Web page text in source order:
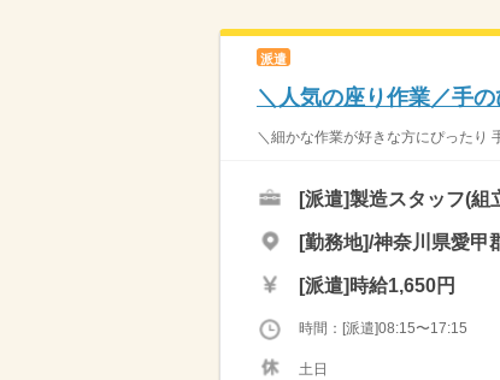
派遣
＼人気の座り作業／手
＼細かな作業が好きな方にぴったり
[派遣]製造スタッフ(組
[勤務地]/神奈川県愛甲
[派遣] 時給1,650円
時間：[派遣]08:15〜17:15
土日